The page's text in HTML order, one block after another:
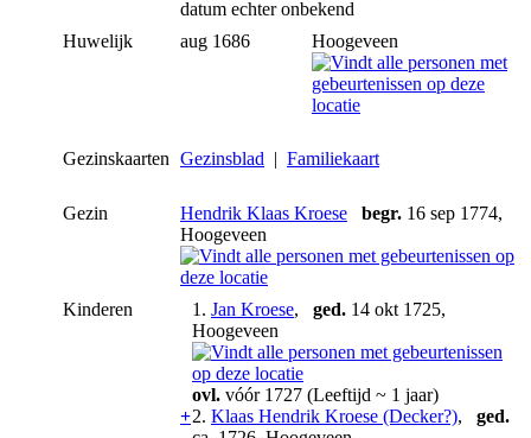
datum echter onbekend
Huwelijk
aug 1686 Hoogeveen
Gezinskaarten Gezinsblad | Familiekaart
Gezin Hendrik Klaas Kroese begr. 16 sep 1774,
Hoogeveen
Kinderen 1. Jan Kroese, ged. 14 okt 1725,
Hoogeveen
ovl. vóór 1727 (Leeftijd ~ 1 jaar)
+2. Klaas Hendrik Kroese (Decker?), ged.